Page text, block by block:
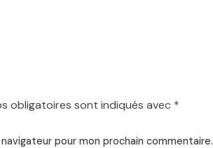
obligatoires sont indiqués avec *
pour mon prochain commentaire.